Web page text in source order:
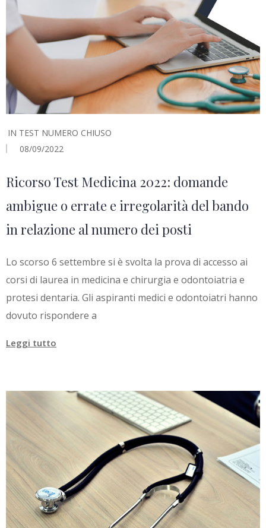
IN TEST NUMERO CHIUSO
08/09/2022
Ricorso Test Medicina 2022: domande
ambigue o errate e irregolarità del bando
in relazione al numero dei posti
Lo scorso 6 settembre si è svolta la prova di accesso ai
corsi di laurea in medicina e chirurgia e odontoiatria e
protesi dentaria. Gli aspiranti medici e odontoiatri hanno
dovuto rispondere a
Leggi tutto